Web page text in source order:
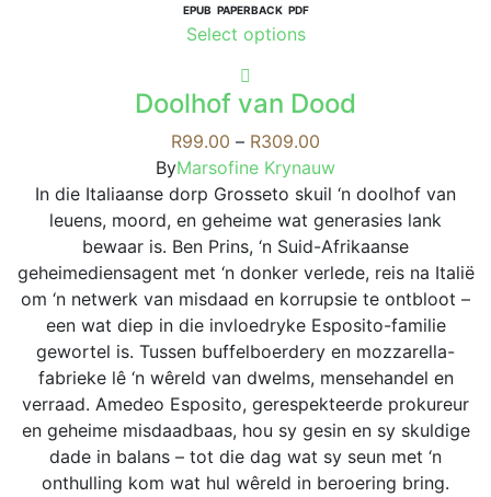
variants.
The
may
be
chosen
on
the
product
page
EPUB PAPERBACK PDF
Select optionsThis
multiple
variants.
The
options
may
be
chosen
on
the
product
page
Doolhof van Dood
R99.00 – R309.00
range:
R99.00
through
R309.00
ByMarsofine Krynauw
In die Italiaanse dorp Grosseto skuil ‘n doolhof van
leuens, moord, en geheime wat generasies lank
bewaar is. Ben Prins, ‘n Suid-Afrikaanse
geheimediensagent met ‘n donker verlede, reis na Italië
om ‘n netwerk van misdaad en korrupsie te ontbloot –
een wat diep in die invloedryke Esposito-familie
gewortel is. Tussen buffelboerdery en mozzarella-
fabrieke lê ‘n wêreld van dwelms, mensehandel en
verraad. Amedeo Esposito, gerespekteerde prokureur
en geheime misdaadbaas, hou sy gesin en sy skuldige
dade in balans – tot die dag wat sy seun met ‘n
onthulling kom wat hul wêreld in beroering bring.